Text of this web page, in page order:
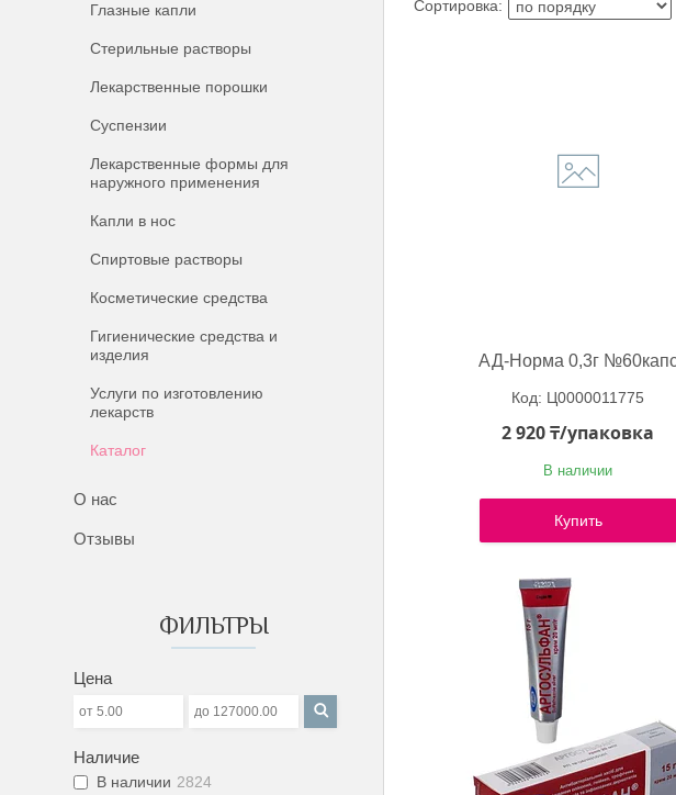
Глазные капли
Стерильные растворы
Лекарственные порошки
Суспензии
Лекарственные формы для
наружного применения
Капли в нос
Спиртовые растворы
Косметические средства
Гигиенические средства и
изделия
Услуги по изготовлению
лекарств
Каталог
О нас
Отзывы
ФИЛЬТРЫ
Цена
Наличие
В наличии 2824
АД-Норма 0,3г
Ц0000011775
2 920 ₸/упаковка
В наличии
Купить